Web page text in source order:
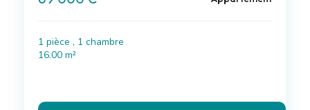
1 pièce , 1 chambre
16.00 m²